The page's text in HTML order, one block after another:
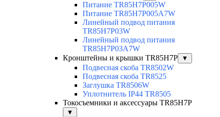
Питание TR85H7P005W
Питание TR85H7P005A7W
Линейный подвод питания
TR85H7P03W
Линейный подвод питания
TR85H7P03A7W
Кронштейны и крышки TR85H7P
▼
Подвесная скоба TR8502W
Подвесная скоба TR8525
Заглушка TR8506W
Уплотнитель IP44 TR8505
Токосъемники и аксессуары TR85H7P
▼